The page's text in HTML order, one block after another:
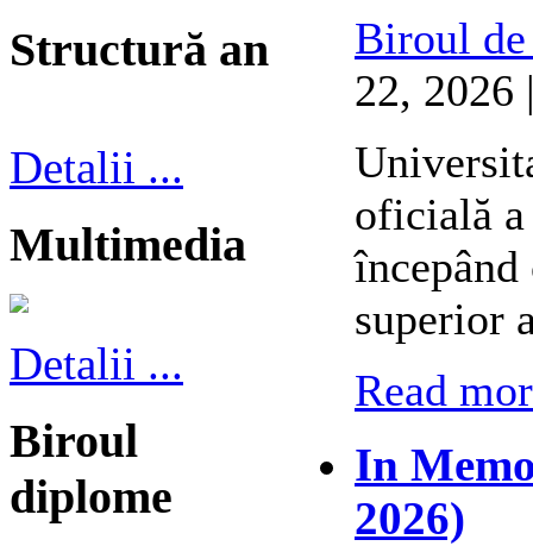
Biroul
22, 2026
oficială a
superior
Read
In
2026)
Structură an
Detalii ...
Multimedia
Detalii ...
Biroul
diplome